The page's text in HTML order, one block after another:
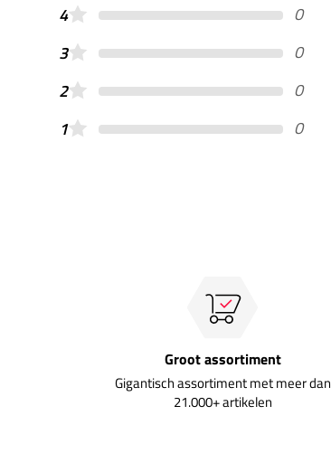
4
0
3
0
2
0
1
0
Groot assortiment
Gigantisch assortiment met meer dan
21.000+ artikelen